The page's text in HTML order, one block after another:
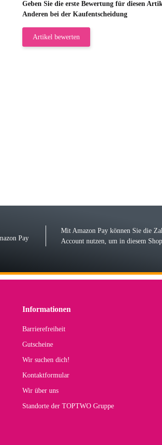
Geben Sie die erste Bewertung für diesen
Anderen bei der Kaufentscheidung
Artikel bewerten
Der Koffer macht einen sehr soliden
Hans E
Mit Amazon Pay können Sie die
Account nutzen, um in diesem
Informationen
Barrierefreiheit
Gutscheine
Wir suchen dich!
Kontaktformular
Wir über uns
Standorte der TOPTWO Gruppe